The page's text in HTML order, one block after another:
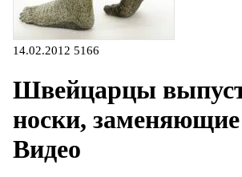
14.02.2012 5166
Швейцарцы
носки, заменяющие
Видео